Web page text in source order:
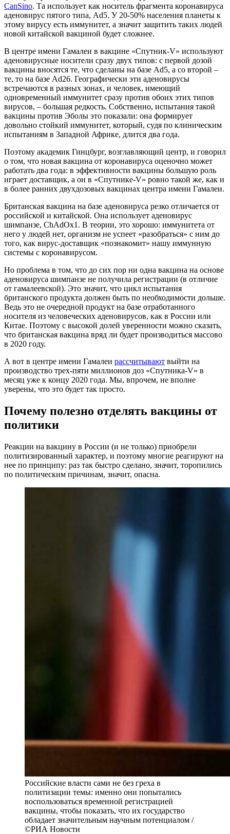
CanSino. Та использует как носитель фрагмента коронавируса
аденовирус пятого типа, Ad5. У 20-50% населения планеты к
этому вирусу есть иммунитет, а значит защитить таких людей
новой китайской вакциной будет сложнее.
В центре имени Гамалеи в вакцине «Спутник-V» используют
аденовирусные носители сразу двух типов: с первой дозой
вакцины вносятся те, что сделаны на базе Ad5, а со второй –
те, то на базе Ad26. Географически эти аденовирусы
встречаются в разных зонах, и человек, имеющий
одновременный иммунитет сразу против обоих этих типов
вирусов, – большая редкость. Собственно, испытания такой
вакцины против Эболы это показали: она формирует
довольно стойкий иммунитет, который, судя по клиническим
испытаниям в Западной Африке, длится два года.
Поэтому академик Гинцбург, возглавляющий центр, и говорил
о том, что новая вакцина от коронавируса оценочно может
работать два года: в эффективности вакцины большую роль
играет доставщик, а он в «Спутнике-V» ровно такой же, как и
в более ранних двухдозовых вакцинах центра имени Гамалеи.
Британская вакцина на базе аденовируса резко отличается от
российской и китайской. Она использует аденовирус
шимпанзе, ChAdOx1. В теории, это хорошо: иммунитета от
него у людей нет, организм не успеет «разобраться» с ним до
того, как вирус-доставщик «познакомит» нашу иммунную
системы с коронавирусом.
Но проблема в том, что до сих пор ни одна вакцина на основе
аденовируса шимпанзе не получила регистрации (в отличие
от гамалеевской). Это значит, что цикл испытания
британского продукта должен быть по необходимости дольше.
Ведь это не очередной продукт на базе отработанного
носителя из человеческих аденовирусов, как в России или
Китае. Поэтому с высокой долей уверенности можно сказать,
что британская вакцина вряд ли будет производиться массово
в 2020 году.
А вот в центре имени Гамалеи рассчитывают выйти на
производство трех-пяти миллионов доз «Спутника-V» в
месяц уже к концу 2020 года. Мы, впрочем, не вполне
уверены, что это будет так просто.
Почему полезно отделять вакцины от
политики
Реакции на вакцину в России (и не только) приобрели
политизированный характер, и поэтому многие реагируют на
нее по принципу: раз так быстро сделано, значит, торопились
по политическим причинам, значит, опасна.
Российские власти сами не без греха в
политизации темы: именно они попытались
воспользоваться временной регистрацией
вакцины, чтобы показать, что их государство
обладает значительным научным потенциалом /
©РИА Новости